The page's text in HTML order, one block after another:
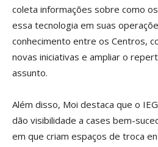
coleta informações sobre como os
essa tecnologia em suas
conhecimento entre os Centros,
novas iniciativas e ampliar o
assunto.
Além disso, Moi destaca que o
dão visibilidade a cases bem-
em que criam espaços de troca